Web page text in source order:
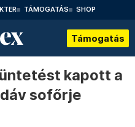
TÁMOGATÁS SHOP
Támogatás
kapott a
sofőrje